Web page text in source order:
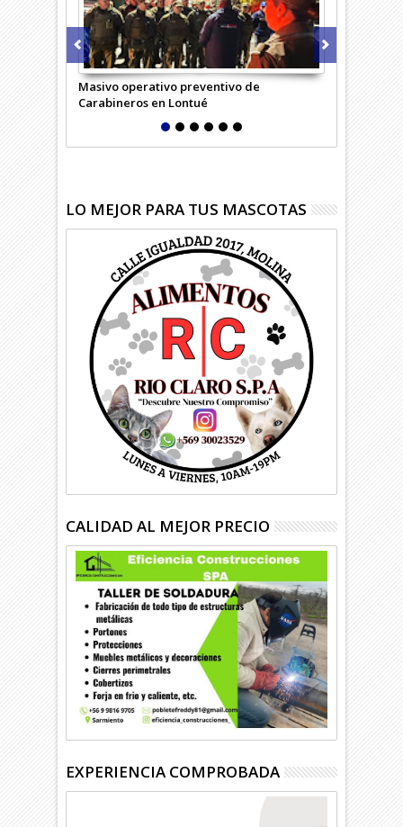
Masivo operativo preventivo de
Carabineros en Lontué
LO MEJOR PARA TUS MASCOTAS
CALIDAD AL MEJOR PRECIO
EXPERIENCIA COMPROBADA